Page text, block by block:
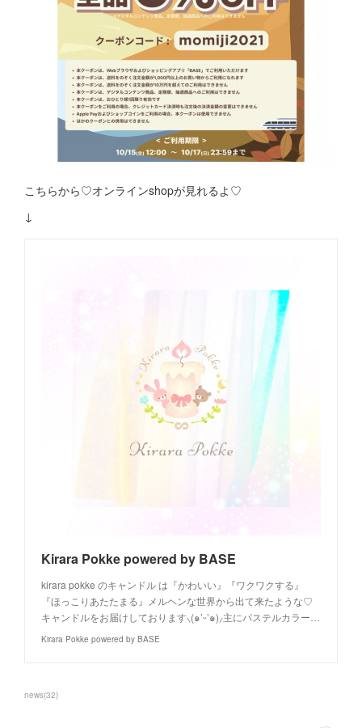
こちらから♡オンラインshopが見れるよ♡
↓
Kirara Pokke powered by BASE
kirara pokke のキャンドル は『かわいい』『ワクワクする』
『ほっこりあたたまる』メルヘンな世界から出て来たような♡
キャンドルをお届けしております⸜(๑’ᵕ’๑)⸝主にパステルカラー…
Kirara Pokke powered by BASE
news(32)